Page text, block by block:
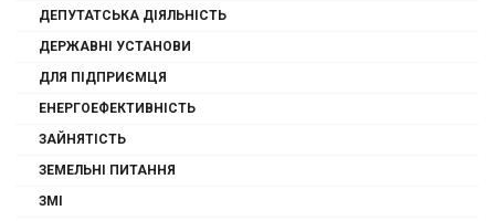
ДЕПУТАТСЬКА ДІЯЛЬНІСТЬ
ДЕРЖАВНІ УСТАНОВИ
ДЛЯ ПІДПРИЄМЦЯ
ЕНЕРГОЕФЕКТИВНІСТЬ
ЗАЙНЯТІСТЬ
ЗЕМЕЛЬНІ ПИТАННЯ
ЗМІ